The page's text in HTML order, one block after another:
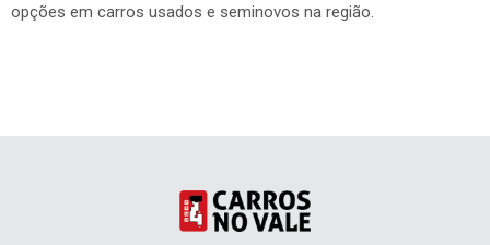
opções em carros usados e seminovos na região.